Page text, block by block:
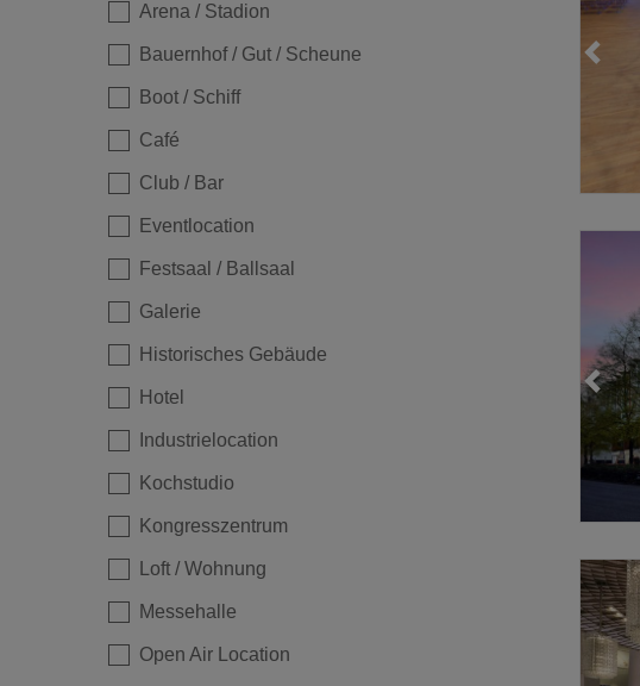
Arena / Stadion
Bauernhof / Gut / Scheune
Boot / Schiff
Café
Club / Bar
Eventlocation
Festsaal / Ballsaal
Galerie
Historisches Gebäude
Hotel
Industrielocation
Kochstudio
Kongresszentrum
Loft / Wohnung
Messehalle
Open Air Location